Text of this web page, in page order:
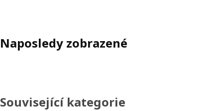
Naposledy zobrazené
Související kategorie